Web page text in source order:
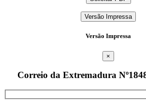
Versão Impressa
Versão Impressa
×
Correio da Extremadura